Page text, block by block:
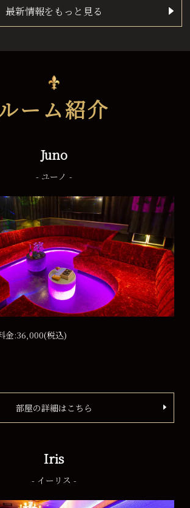
最新情報をもっと見る
ーム紹介
Juno
- ユーノ -
金:36,000(税込)
部屋の詳細はこちら
Iris
- イーリス -